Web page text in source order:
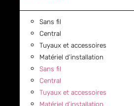
Sans fil
Central
Tuyaux et accessoires
Matériel d’installation
Sans fil
Central
Tuyaux et accessoires
Matériel d’installation